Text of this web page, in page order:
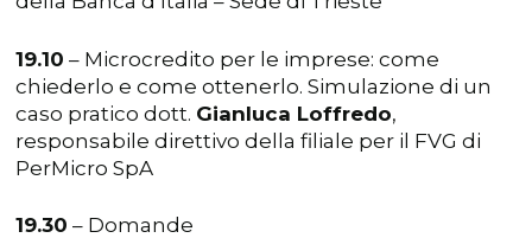
19.10 – Microcredito per le imprese: come
chiederlo e come ottenerlo. Simulazione di un
caso pratico dott. Gianluca Loffredo,
responsabile direttivo della filiale per il FVG di
PerMicro SpA
19.30 – Domande